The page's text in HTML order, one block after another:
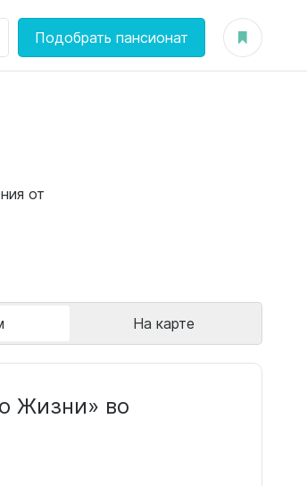
Подобрать пансионат
от
На карте
Жизни» во